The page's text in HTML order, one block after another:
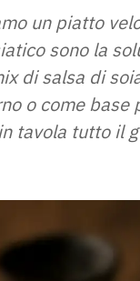
un piatto
sono la
di salsa di
o come
tavola tutto il